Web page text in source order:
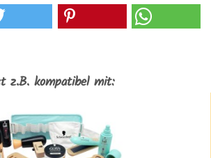
z.B. kompatibel mit: